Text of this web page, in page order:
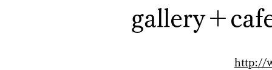
gallery＋
http://